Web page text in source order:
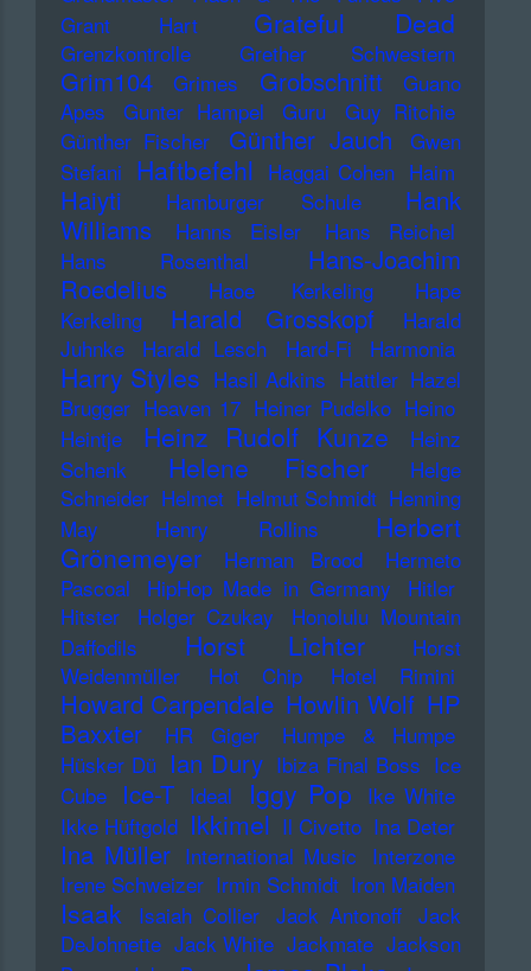
Grant Hart
Grateful Dead
Grenzkontrolle Grether Schwestern
Grim104 Grimes Grobschnitt
Guano
Apes
Gunter Hampel Guru
Guy Ritchie
Günther Fischer
Günther Jauch
Gwen
Stefani Haftbefehl Haggai Cohen Haim
Haiyti Hamburger Schule
Hank
Williams
Hanns Eisler
Hans Reichel
Hans Rosenthal
Hans-Joachim
Roedelius
Haoe Kerkeling
Hape
Kerkeling
Harald Grosskopf
Harald
Juhnke
Harald Lesch Hard-Fi Harmonia
Harry Styles Hasil Adkins Hattler Hazel
Brugger Heaven 17 Heiner Pudelko Heino
Heintje
Heinz Rudolf Kunze
Heinz
Schenk
Helene Fischer
Helge
Schneider Helmet Helmut Schmidt Henning
May
Henry Rollins
Herbert
Grönemeyer
Herman Brood
Hermeto
Pascoal
HipHop Made in Germany
Hitler
Hitster
Holger Czukay
Honolulu Mountain
Daffodils
Horst Lichter
Horst
Weidenmüller
Hot Chip Hotel Rimini
Howard Carpendale Howlin Wolf HP
Baxxter
HR Giger
Humpe & Humpe
Hüsker Dü Ian Dury Ibiza Final Boss Ice
Cube
Ice-T Ideal Iggy Pop Ike White
Ikke Hüftgold Ikkimel Il Civetto Ina Deter
Ina Müller International Music Interzone
Irene Schweizer Irmin Schmidt Iron Maiden
Isaak Isaiah Collier Jack Antonoff Jack
DeJohnette Jack White Jackmate Jackson